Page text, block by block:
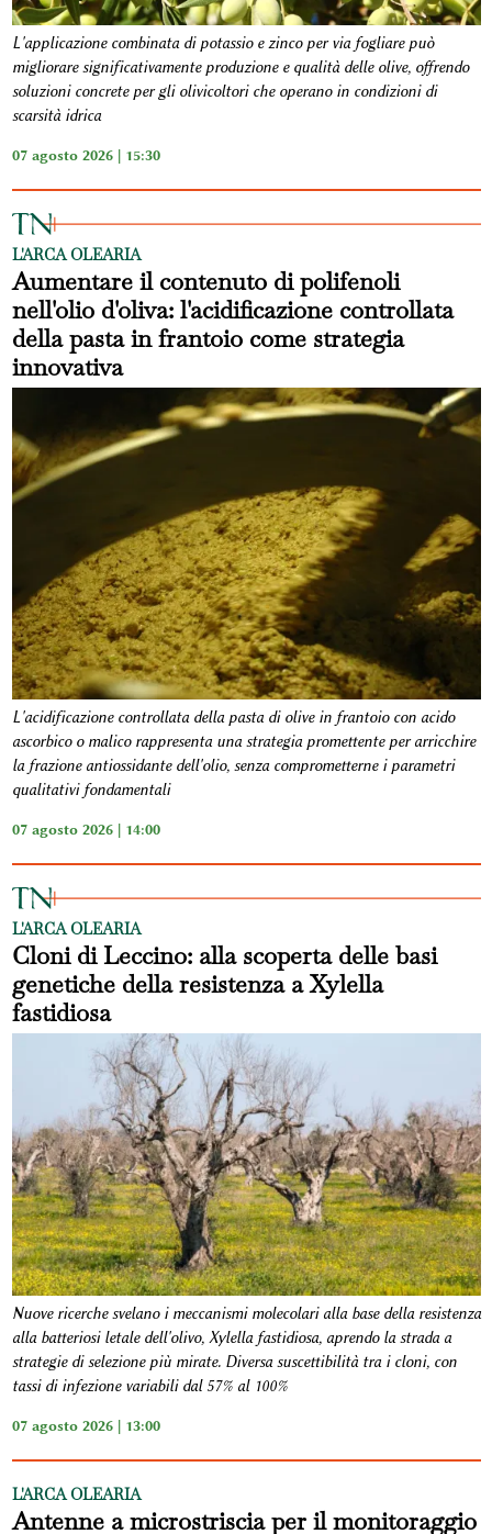
L'applicazione combinata di potassio e zinco per via fogliare può
migliorare significativamente produzione e qualità delle olive, offrendo
soluzioni concrete per gli olivicoltori che operano in condizioni di
scarsità idrica
07 agosto 2026 | 15:30
L'ARCA OLEARIA
Aumentare il contenuto di polifenoli
nell'olio d'oliva: l'acidificazione controllata
della pasta in frantoio come strategia
innovativa
L'acidificazione controllata della pasta di olive in frantoio con acido
ascorbico o malico rappresenta una strategia promettente per arricchire
la frazione antiossidante dell'olio, senza comprometterne i parametri
qualitativi fondamentali
07 agosto 2026 | 14:00
L'ARCA OLEARIA
Cloni di Leccino: alla scoperta delle basi
genetiche della resistenza a Xylella
fastidiosa
Nuove ricerche svelano i meccanismi molecolari alla base della resistenza
alla batteriosi letale dell'olivo, Xylella fastidiosa, aprendo la strada a
strategie di selezione più mirate. Diversa suscettibilità tra i cloni, con
tassi di infezione variabili dal 57% al 100%
07 agosto 2026 | 13:00
L'ARCA OLEARIA
Antenne a microstriscia per il monitoraggio